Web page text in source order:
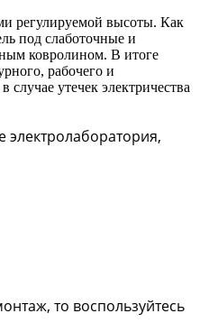
регулируемой высоты. Как
под слаботочные и
ковролином. В итоге
рабочего и
утечек электричества
электролаборатория,
то воспользуйтесь